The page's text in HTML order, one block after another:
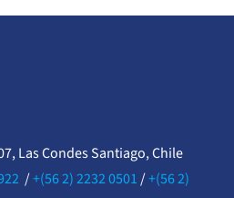
Las Condes Santiago, Chile
/+(56 2) 2232 0501/+(56 2)